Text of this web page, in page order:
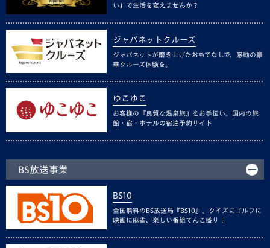
い」で生活を変えませんか？
ジャパネットクルーズ
ジャパネットが磨き上げたおもてなしで、感動の豪
華クルーズ体験を。
ゆこゆこ
お客様の『良質な温泉旅』をお手伝い。国内の旅
館・宿・ホテルの宿泊予約サイト
BS放送事業
BS10
全国無料のBS放送局『BS10』。クイズにゴルフに
映画に麻雀、楽しい番組てんこ盛り！